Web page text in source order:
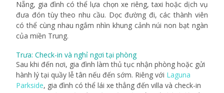
Nẵng, gia đình có thể lựa chọn xe riêng, taxi hoặc dịch vụ
đưa đón tùy theo nhu cầu. Dọc đường đi, các thành viên
có thể cùng nhau ngắm nhìn khung cảnh núi non bạt ngàn
của miền Trung.
Trưa: Check-in và nghỉ ngơi tại phòng
Sau khi đến nơi, gia đình làm thủ tục nhận phòng hoặc gửi
hành lý tại quầy lễ tân nếu đến sớm. Riêng với Laguna
Parkside, gia đình có thể lái xe thẳng đến villa và check-in